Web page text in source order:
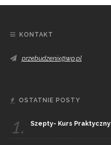
KONTAKT
przebudzenix@wp.pl
OSTATNIE POSTY
1. Szepty- Kurs Praktyczny